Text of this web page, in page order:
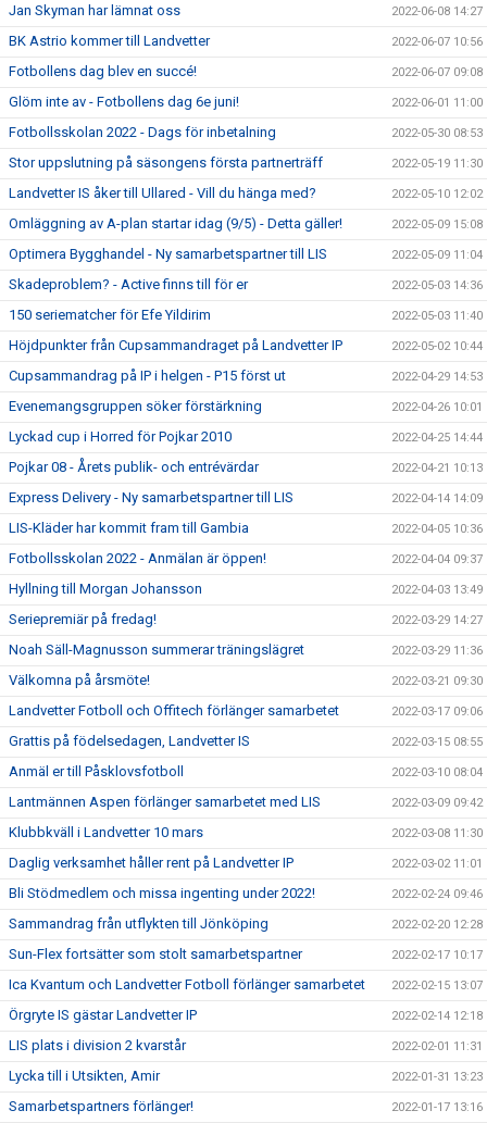
Jan Skyman har lämnat oss 2022-06-08 14:27
BK Astrio kommer till Landvetter 2022-06-07 10:56
Fotbollens dag blev en succé! 2022-06-07 09:08
Glöm inte av - Fotbollens dag 6e juni! 2022-06-01 11:00
Fotbollsskolan 2022 - Dags för inbetalning 2022-05-30 08:53
Stor uppslutning på säsongens första partnerträff 2022-05-19 11:30
Landvetter IS åker till Ullared - Vill du hänga med? 2022-05-10 12:02
Omläggning av A-plan startar idag (9/5) - Detta gäller! 2022-05-09 15:08
Optimera Bygghandel - Ny samarbetspartner till LIS 2022-05-09 11:04
Skadeproblem? - Active finns till för er 2022-05-03 14:36
150 seriematcher för Efe Yildirim 2022-05-03 11:40
Höjdpunkter från Cupsammandraget på Landvetter IP 2022-05-02 10:44
Cupsammandrag på IP i helgen - P15 först ut 2022-04-29 14:53
Evenemangsgruppen söker förstärkning 2022-04-26 10:01
Lyckad cup i Horred för Pojkar 2010 2022-04-25 14:44
Pojkar 08 - Årets publik- och entrévärdar 2022-04-21 10:13
Express Delivery - Ny samarbetspartner till LIS 2022-04-14 14:09
LIS-Kläder har kommit fram till Gambia 2022-04-05 10:36
Fotbollsskolan 2022 - Anmälan är öppen! 2022-04-04 09:37
Hyllning till Morgan Johansson 2022-04-03 13:49
Seriepremiär på fredag! 2022-03-29 14:27
Noah Säll-Magnusson summerar träningslägret 2022-03-29 11:36
Välkomna på årsmöte! 2022-03-21 09:30
Landvetter Fotboll och Offitech förlänger samarbetet 2022-03-17 09:06
Grattis på födelsedagen, Landvetter IS 2022-03-15 08:55
Anmäl er till Påsklovsfotboll 2022-03-10 08:04
Lantmännen Aspen förlänger samarbetet med LIS 2022-03-09 09:42
Klubbkväll i Landvetter 10 mars 2022-03-08 11:30
Daglig verksamhet håller rent på Landvetter IP 2022-03-02 11:01
Bli Stödmedlem och missa ingenting under 2022! 2022-02-24 09:46
Sammandrag från utflykten till Jönköping 2022-02-20 12:28
Sun-Flex fortsätter som stolt samarbetspartner 2022-02-17 10:17
Ica Kvantum och Landvetter Fotboll förlänger samarbetet 2022-02-15 13:07
Örgryte IS gästar Landvetter IP 2022-02-14 12:18
LIS plats i division 2 kvarstår 2022-02-01 11:31
Lycka till i Utsikten, Amir 2022-01-31 13:23
Samarbetspartners förlänger! 2022-01-17 13:16